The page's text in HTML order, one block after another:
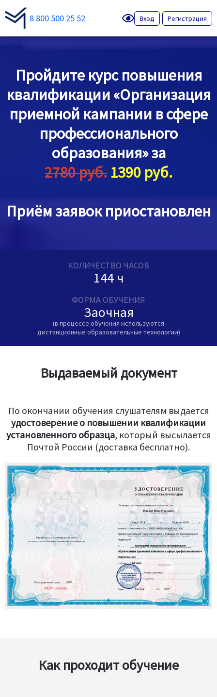
8 800 500 25 52 Вход Регистрация
Пройдите курс повышения
квалификации «Организация
приемной кампании в сфере
профессионального
образования» за
2780 руб. 1390 руб.
Приём заявок приостановлен
КОЛИЧЕСТВО ЧАСОВ
144 ч
ФОРМА ОБУЧЕНИЯ
Заочная
(в процессе обучения используются
дистанционные образовательные технологии)
Выдаваемый документ
По окончании обучения слушателям выдается
удостоверение о повышении квалификации
установленного образца, который высылается
Почтой России (доставка бесплатно).
Как проходит обучение